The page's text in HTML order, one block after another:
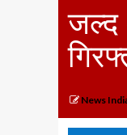
जल्द
News